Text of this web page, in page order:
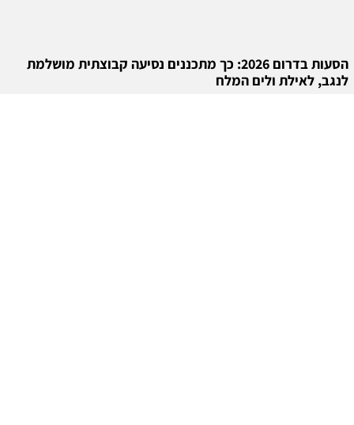
הסעות בדרום 2026: כך מתכננים נסיעה קבוצתית מושלמת
לנגב, לאילת ולים המלח